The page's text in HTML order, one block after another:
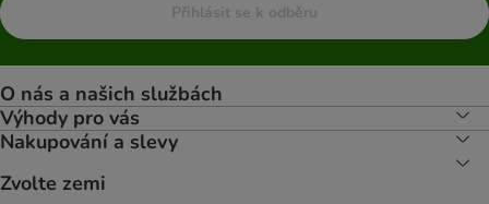
Přihlásit se k odběru
O nás a našich službách
Výhody pro vás
Nakupování a slevy
Zvolte zemi